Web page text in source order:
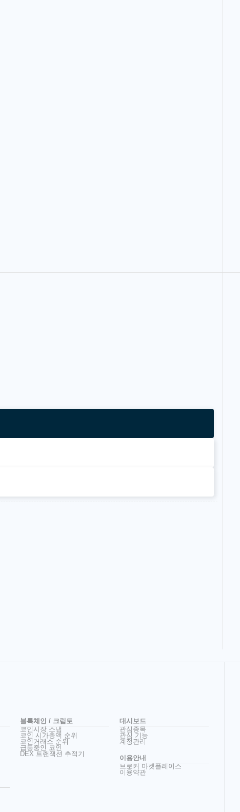
블록체인 / 크립토
코인시장 스냅
코인 시가총액 순위
코인거래소 순위
급등중인 코인
DEX 트랜잭션 추적기
대시보드
관심종목
관심 기능
계정관리
이용안내
브로커 마켓플레이스
이용약관